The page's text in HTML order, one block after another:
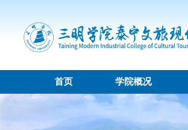
首页 学院概况